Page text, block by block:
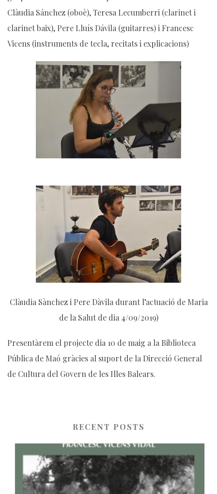
Clàudia Sánchez (oboè), Teresa Lecumberri (clarinet i
clarinet baix), Pere Lluís Dávila (guitarres) i Francesc
Vicens (instruments de tecla, recitats i explicacions)
Clàudia Sànchez i Pere Dàvila durant l’actuació de Maria
de la Salut de dia 4/09/2019)
Presentàrem el projecte dia 10 de maig a la Biblioteca
Pública de Maó gràcies al suport de la Direcció General
de Cultura del Govern de les Illes Balears.
RECENT POSTS